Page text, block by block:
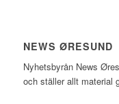
NEWS ØRESUND
Nyhetsbyrån News
och ställer allt material